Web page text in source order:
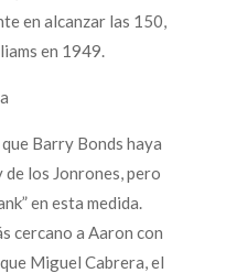
en alcanzar las 150,
en 1949.
Barry Bonds haya
los Jonrones, pero
en esta medida.
cercano a Aaron con
Miguel Cabrera, el